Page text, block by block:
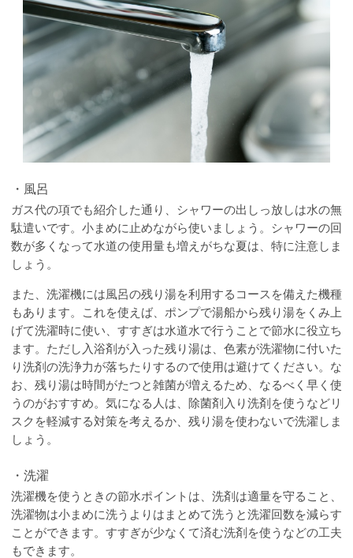
・風呂
ガス代の項でも紹介した通り、シャワーの出しっ放しは水の無
駄遣いです。小まめに止めながら使いましょう。シャワーの回
数が多くなって水道の使用量も増えがちな夏は、特に注意しま
しょう。
また、洗濯機には風呂の残り湯を利用するコースを備えた機種
もあります。これを使えば、ポンプで湯船から残り湯をくみ上
げて洗濯時に使い、すすぎは水道水で行うことで節水に役立ち
ます。ただし入浴剤が入った残り湯は、色素が洗濯物に付いた
り洗剤の洗浄力が落ちたりするので使用は避けてください。な
お、残り湯は時間がたつと雑菌が増えるため、なるべく早く使
うのがおすすめ。気になる人は、除菌剤入り洗剤を使うなどリ
スクを軽減する対策を考えるか、残り湯を使わないで洗濯しま
しょう。
・洗濯
洗濯機を使うときの節水ポイントは、洗剤は適量を守ること、
洗濯物は小まめに洗うよりはまとめて洗うと洗濯回数を減らす
ことができます。すすぎが少なくて済む洗剤を使うなどの工夫
もできます。